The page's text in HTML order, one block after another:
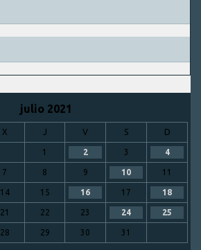
julio 2021
X J V S D
1 2 3 4
7 8 9 10 11
14 15 16 17 18
21 22 23 24 25
28 29 30
31